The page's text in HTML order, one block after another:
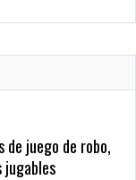
de juego de robo,
jugables